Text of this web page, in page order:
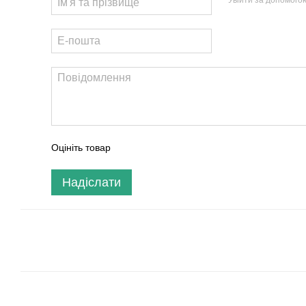
Оцініть товар
Надіслати